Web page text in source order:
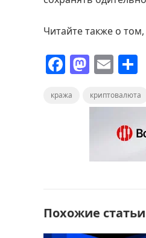
Читайте также о
F
c
M
st
o
E
ai
l р
ь
кража криптовалюта
Похожие статьи